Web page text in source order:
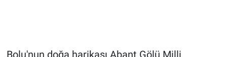
Bolu'nun doğa harikası Abant Gölü Milli